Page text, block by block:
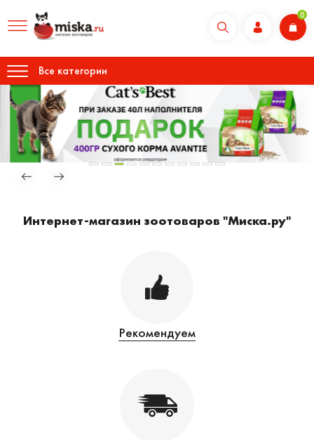
0
Все категории
Интернет-магазин зоотоваров "Миска.ру"
Рекомендуем